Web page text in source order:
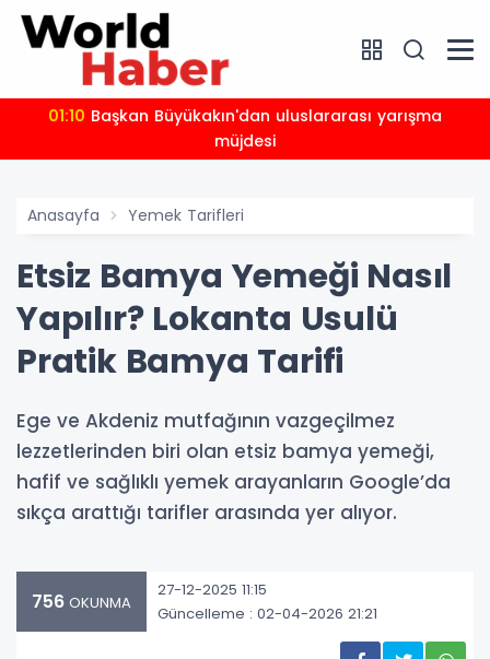
01:10
müjdesi
Anasayfa Yemek Tarifleri
Etsiz Bamya Yemeği Nasıl
Yapılır? Lokanta Usulü
Pratik Bamya Tarifi
Ege ve Akdeniz mutfağının vazgeçilmez
lezzetlerinden biri olan etsiz bamya yemeği,
hafif ve sağlıklı yemek arayanların Google’da
sıkça arattığı tarifler arasında yer alıyor.
756 OKUNMA
27-12-2025 11:15
Güncelleme : 02-04-2026 21:21